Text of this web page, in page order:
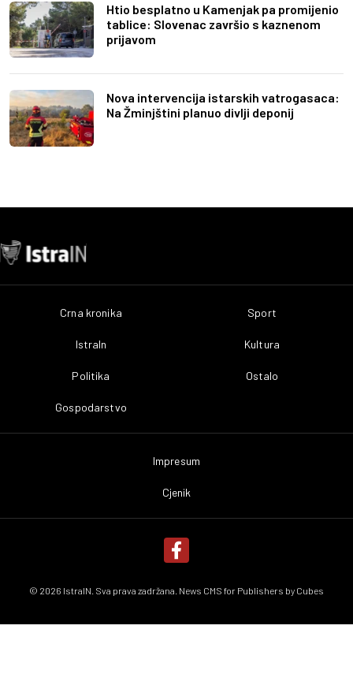
Htio besplatno u Kamenjak pa promijenio
tablice: Slovenac završio s kaznenom
prijavom
Nova intervencija istarskih vatrogasaca:
Na Žminjštini planuo divlji deponij
Crna kronika
IstraIn
Politika
Gospodarstvo
Sport
Kultura
Ostalo
Impresum
Cjenik
© 2026 IstraIN. Sva prava zadržana. News CMS for Publishers by Cubes